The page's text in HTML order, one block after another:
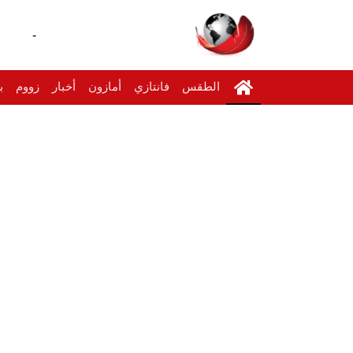
-
الطقس فانتازي أمازون أخبار زووم